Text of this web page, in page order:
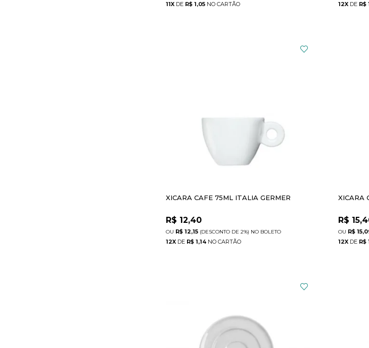
11X DE R$ 1,05 12X DE R$
XICARA CAFE 75ML ITALIA GERMER
R$ 12,40
R$ 12,15 (DESCONTO DE 2%) NO BOLETO
12X DE R$ 1,14
XICARA
R$
R$
12X DE R$